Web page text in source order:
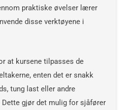
praktiske øvelser lærer
disse verktøyene i
at kursene tilpasses de
enten det er snakk
tung last eller andre
gjør det mulig for sjåfører